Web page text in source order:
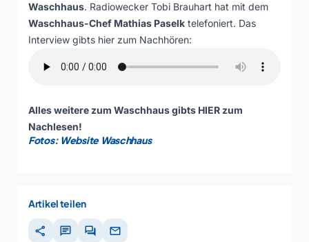
Waschhaus. Radiowecker Tobi Brauhart hat mit dem
Waschhaus-Chef Mathias Paselk telefoniert. Das
Interview gibts hier zum Nachhören:
Alles weitere zum Waschhaus gibts HIER zum
Nachlesen!
Fotos: Website Waschhaus
Artikel teilen
share chat forum mail